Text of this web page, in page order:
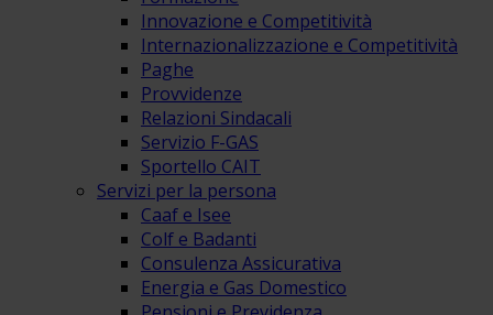
Innovazione e Competitività
Internazionalizzazione e Competitività
Paghe
Provvidenze
Relazioni Sindacali
Servizio F-GAS
Sportello CAIT
Servizi per la persona
Caaf e Isee
Colf e Badanti
Consulenza Assicurativa
Energia e Gas Domestico